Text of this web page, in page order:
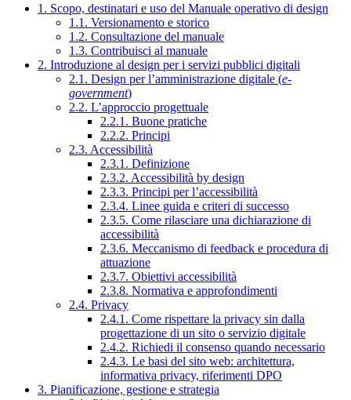
1. Scopo, destinatari e uso del Manuale operativo di design
1.1. Versionamento e storico
1.2. Consultazione del manuale
1.3. Contribuisci al manuale
2. Introduzione al design per i servizi pubblici digitali
2.1. Design per l’amministrazione digitale (e-
government)
2.2. L’approccio progettuale
2.2.1. Buone pratiche
2.2.2. Principi
2.3. Accessibilità
2.3.1. Definizione
2.3.2. Accessibilità by design
2.3.3. Principi per l’accessibilità
2.3.4. Linee guida e criteri di successo
2.3.5. Come rilasciare una dichiarazione di
accessibilità
2.3.6. Meccanismo di feedback e procedura di
attuazione
2.3.7. Obiettivi accessibilità
2.3.8. Normativa e approfondimenti
2.4. Privacy
2.4.1. Come rispettare la privacy sin dalla
progettazione di un sito o servizio digitale
2.4.2. Richiedi il consenso quando necessario
2.4.3. Le basi del sito web: architettura,
informativa privacy, riferimenti DPO
3. Pianificazione, gestione e strategia